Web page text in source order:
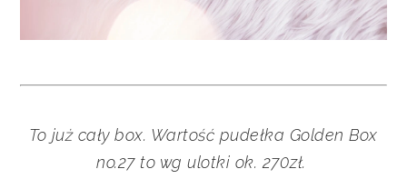
To już cały box. Wartość pudełka Golden Box
no.27 to wg ulotki ok. 270zł.